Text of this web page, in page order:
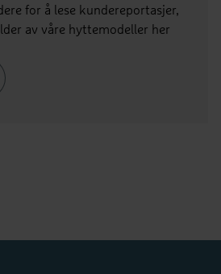
for å lese kundereportasjer,
av våre hyttemodeller her